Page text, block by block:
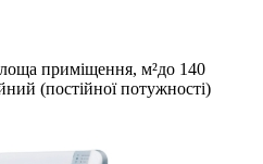
приміщення, м²до 140
(постійної потужності)